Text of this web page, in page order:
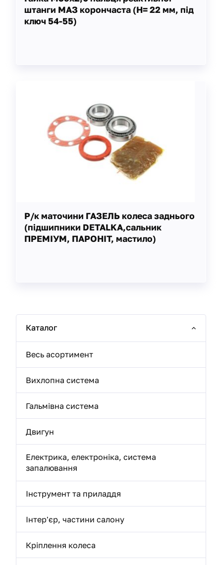
штанги МАЗ корончаста (Н= 22 мм, під
ключ 54-55)
Р/к маточини ГАЗЕЛЬ колеса заднього
(підшипники DETALKA,сальник
ПРЕМІУМ, ПАРОНІТ, мастило)
Каталог
Весь асортимент
Вихлопна система
Гальмівна система
Двигун
Електрика, електроніка, система
запалювання
Інструмент та приладдя
Інтер'єр, частини салону
Кріплення колеса